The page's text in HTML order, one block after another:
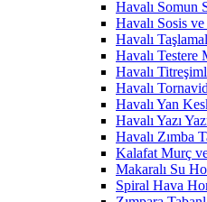
Havalı Somun
Havalı Sosis
Havalı
Havalı Testere
Havalı
Havalı
Havalı Yan
Havalı Yazı
Havalı Zımba
Kalafat Murç
Makaralı Su
Spiral Hava